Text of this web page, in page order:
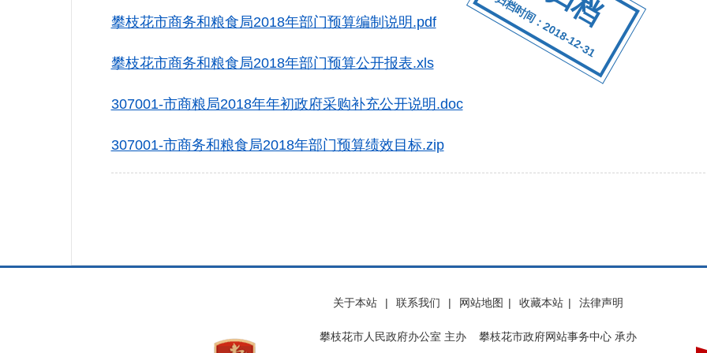
归档时间：2018-12-31
攀枝花市商务和粮食局2018年部门预算编制说明.pdf
攀枝花市商务和粮食局2018年部门预算公开报表.xls
307001-市商粮局2018年年初政府采购补充公开说明.doc
307001-市商务和粮食局2018年部门预算绩效目标.zip
关于本站 | 联系我们 | 网站地图 | 收藏本站 | 法律声明
攀枝花市人民政府办公室 主办 攀枝花市政府网站事务中心 承办